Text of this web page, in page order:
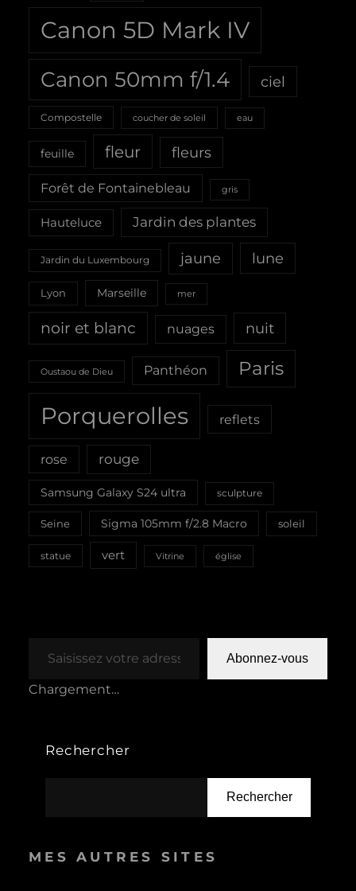
Canon 5D Mark IV
Canon 50mm f/1.4 ciel
Compostelle coucher de soleil eau
feuille fleur fleurs
Forêt de Fontainebleau gris
Hauteluce Jardin des plantes
Jardin du Luxembourg jaune lune
Lyon Marseille mer
noir et blanc nuages nuit
Oustaou de Dieu Panthéon Paris
Porquerolles reflets
rose rouge
Samsung Galaxy S24 ultra sculpture
Seine Sigma 105mm f/2.8 Macro soleil
statue vert Vitrine église
Abonnez-vous
Chargement…
Rechercher
Rechercher
MES AUTRES SITES